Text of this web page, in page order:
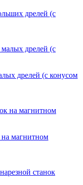
дрелей (с
дрелей (с конусом
магнитном